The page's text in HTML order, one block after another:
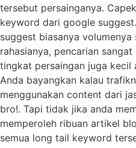
tersebut persainganya.
keyword dari google
suggest biasanya
rahasianya, pencarian
tingkat persaingan juga kecil
Anda bayangkan kalau
menggunakan content dari
bro!. Tapi tidak jika anda
memperoleh ribuan artikel
semua long tail keyword